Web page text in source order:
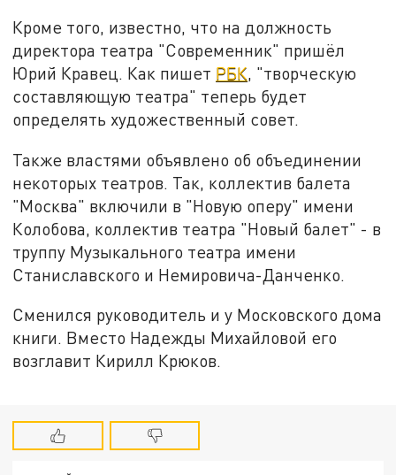
Кроме того, известно, что на должность
директора театра "Современник" пришёл
Юрий Кравец. Как пишет РБК, "творческую
составляющую театра" теперь будет
определять художественный совет.
Также властями объявлено об объединении
некоторых театров. Так, коллектив балета
"Москва" включили в "Новую оперу" имени
Колобова, коллектив театра "Новый балет" - в
труппу Музыкального театра имени
Станиславского и Немировича-Данченко.
Сменился руководитель и у Московского дома
книги. Вместо Надежды Михайловой его
возглавит Кирилл Крюков.